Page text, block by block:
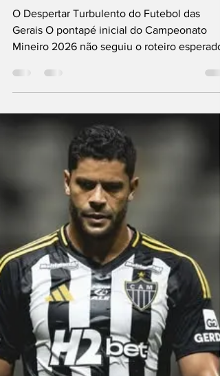
Mineiro 2026: A
Estreia Amarga dos
Gigantes e o Voo
Solitário do Coelho
O Despertar Turbulento do Futebol das
Gerais O pontapé inicial do Campeonato
Mineiro 2026 não seguiu o roteiro esperado
pelos analistas e, muito menos, pelas
massas de Belo Horizonte. Em um fim de
semana marcado por estreias de peso,
retornos triunfais e polêmicas de bastidores,
o que se viu dentro das quatro linhas foi um
"choque de realidade" para a dupla mineira.
Enquanto o Atlético tropeçava em casa
diante de um valente Betim e o Cruzeiro
amargava uma derrota na e